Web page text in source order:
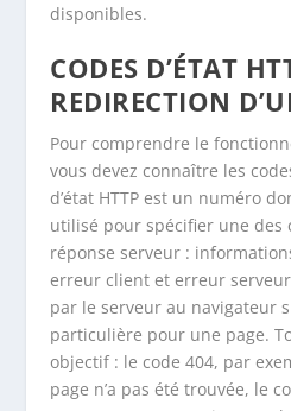
disponibles.
CODES D’ÉTAT
REDIRECTION
Pour comprendre le
vous devez connaître les
d’état HTTP est un numéro
utilisé pour spécifier une des
réponse serveur :
erreur client et erreur
par le serveur au navigateur
particulière pour une page.
objectif : le code 404, par
page n’a pas été trouvée, le